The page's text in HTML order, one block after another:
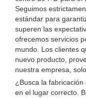
Seguimos
estándar para
superen las
ofrecemos servicios
mundo. Los clientes
nuevo producto,
nuestra empresa,
¿Busca la
en el lugar correcto.